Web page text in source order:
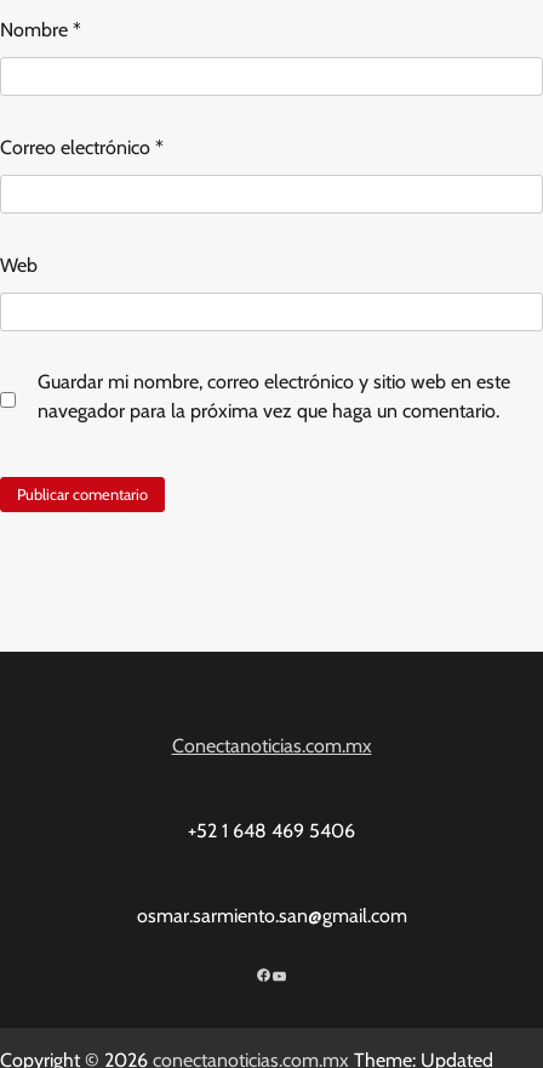
Nombre *
Correo electrónico *
Web
Guardar mi nombre, correo electrónico y sitio web en este
navegador para la próxima vez que haga un comentario.
Conectanoticias.com.mx
+52 1 648 469 5406
osmar.sarmiento.san@gmail.com
Facebook
YouTube
Copyright © 2026 conectanoticias.com.mx Theme: Updated